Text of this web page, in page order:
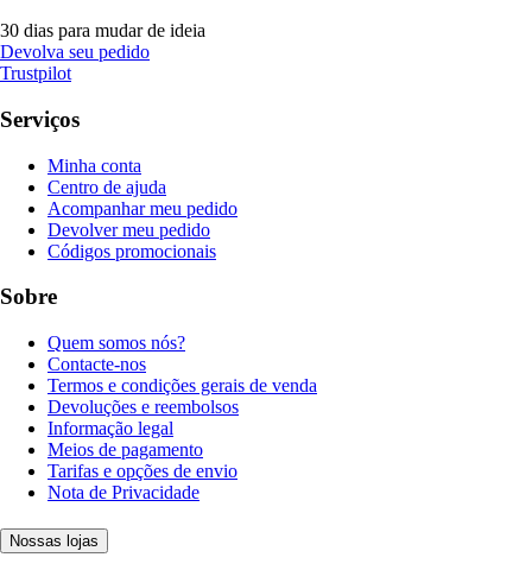
30 dias para mudar de ideia
Devolva seu pedido
Trustpilot
Serviços
Minha conta
Centro de ajuda
Acompanhar meu pedido
Devolver meu pedido
Códigos promocionais
Sobre
Quem somos nós?
Contacte-nos
Termos e condições gerais de venda
Devoluções e reembolsos
Informação legal
Meios de pagamento
Tarifas e opções de envio
Nota de Privacidade
Nossas lojas